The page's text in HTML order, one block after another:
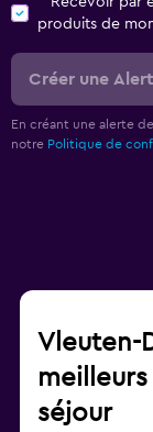
produits de
Créer une
En créant une alerte
notre Politique de
Vleuten-
séjour